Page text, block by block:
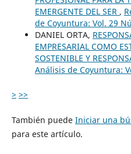
EMERGENTE DEL SER ,
de Coyuntura: Vol. 29
DANIEL ORTA,
EMPRESARIAL COMO
SOSTENIBLE Y
Análisis de Coyuntura:
> >>
También puede Iniciar una
para este artículo.